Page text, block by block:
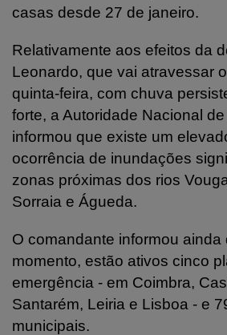
casas desde 27 de janeiro.
Relativamente aos efeitos da
Leonardo, que vai atravessar
quinta-feira, com chuva
forte, a Autoridade Nacional
informou que existe um
ocorrência de inundações
zonas próximas dos rios
Sorraia e Águeda.
O comandante informou ainda
momento, estão ativos cinco
emergência - em Coimbra,
Santarém, Leiria e Lisboa - e
municipais.